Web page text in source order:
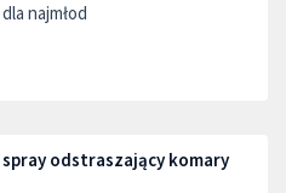
najmłod
odstraszający komary